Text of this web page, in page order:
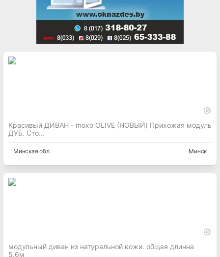
Красивый ДИВАН - moxo OLIVE (НОВЫЙ) Прихожая модуль
ДУБ. Сто...
Минская обл. Минск
модульный диван из натуральной кожи. общая длинна
5.6м